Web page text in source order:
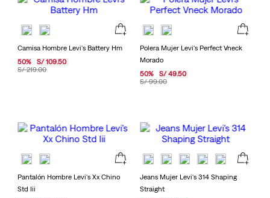
Camisa Hombre Levi's Battery Hm
S/ 219.00
50% S/ 109.50
Polera Mujer Levi's Perfect Vneck
Morado
S/ 99.00
50% S/ 49.50
Pantalón Hombre Levi's Xx Chino
Std Iii
Jeans Mujer Levi's 314 Shaping
Straight